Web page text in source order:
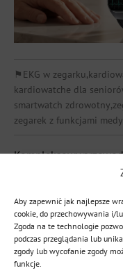
Aby zapewnić jak najlepsze
cookie, do przechowywania i/
Zgoda na te technologie
podczas przeglądania lub
zgody lub wycofanie zgody
funkcje.
⚑ EKG w zegarku,
kardiowatche dla
smartwatch zdrowotny,
zegarek z funkcjami
Kompleksowy
medycznymi: jak
CZYTAJ WIĘCEJ